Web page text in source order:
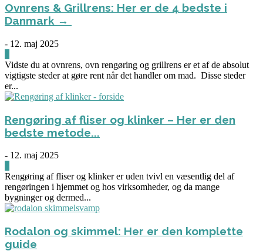
Ovnrens & Grillrens: Her er de 4 bedste i
Danmark →
- 12. maj 2025
Vidste du at ovnrens, ovn rengøring og grillrens er et af de absolut
vigtigste steder at gøre rent når det handler om mad. Disse steder
er...
Rengøring af fliser og klinker – Her er den
bedste metode...
- 12. maj 2025
Rengøring af fliser og klinker er uden tvivl en væsentlig del af
rengøringen i hjemmet og hos virksomheder, og da mange
bygninger og dermed...
Rodalon og skimmel: Her er den komplette
guide